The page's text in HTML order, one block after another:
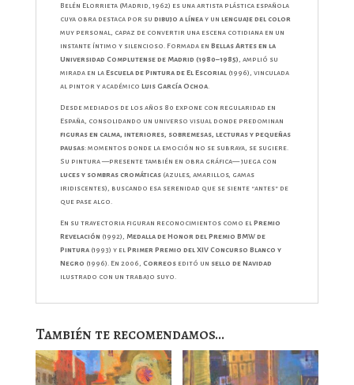
Belén Elorrieta (Madrid, 1962) es una artista plástica española
cuya obra destaca por su dibujo a líneay un lenguaje del color
muy personal, capaz de convertir una escena cotidiana en un
instante íntimo y silencioso. Formada en Bellas Artes en la
Universidad Complutense de Madrid (1980–1985) , amplió su
mirada en la Escuela de Pintura de El Escorial (1996), vinculada
al pintor y académico Luis García Ochoa.
Desde mediados de los años 80 expone con regularidad en
España, consolidando un universo visual donde predominan
figuras en calma, interiores, sobremesas, lecturas y pequeñas
pausas: momentos donde la emoción no se subraya, se sugiere.
Su pintura —presente también en obra gráfica— juega con
luces y sombras cromáticas(azules, amarillos, gamas
iridiscentes), buscando esa serenidad que se siente “antes” de
que pase algo.
En su trayectoria figuran reconocimientos como el Premio
Revelación (1992),
Medalla de Honor del Premio BMW de
Pintura(1993) y el Primer Premio del XIV Concurso Blanco y
Negro (1996). En 2006, Correoseditó un sello de Navidad
ilustrado con un trabajo suyo.
También te recomendamos…